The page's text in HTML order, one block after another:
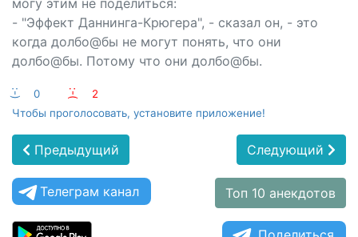
могу этим не поделиться:
- "Эффект Даннинга-Крюгера", - сказал он, - это
когда долбо@бы не могут понять, что они
долбо@бы. Потому что они долбо@бы.
:-) 0 :-(
2
Чтобы проголосовать, установите приложение!
Предыдущий Следующий
Телеграм канал Топ 10 анекдотов